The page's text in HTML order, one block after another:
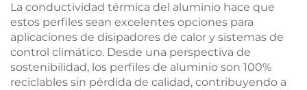
La conductividad térmica del aluminio hace que
estos perfiles sean excelentes opciones para
aplicaciones de disipadores de calor y sistemas de
control climático. Desde una perspectiva de
sostenibilidad, los perfiles de aluminio son 100%
reciclables sin pérdida de calidad, contribuyendo a